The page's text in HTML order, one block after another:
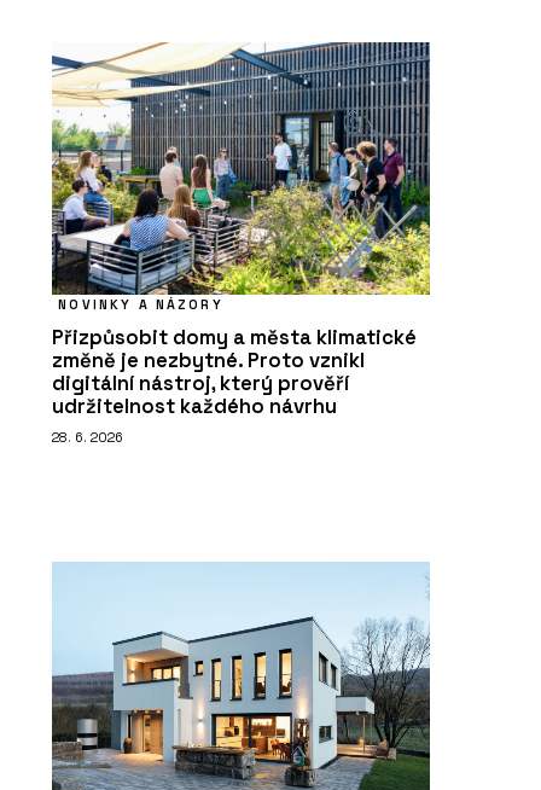
NOVINKY A NÁZORY
Přizpůsobit domy a města klimatické
změně je nezbytné. Proto vznikl
digitální nástroj, který prověří
udržitelnost každého návrhu
28. 6. 2026